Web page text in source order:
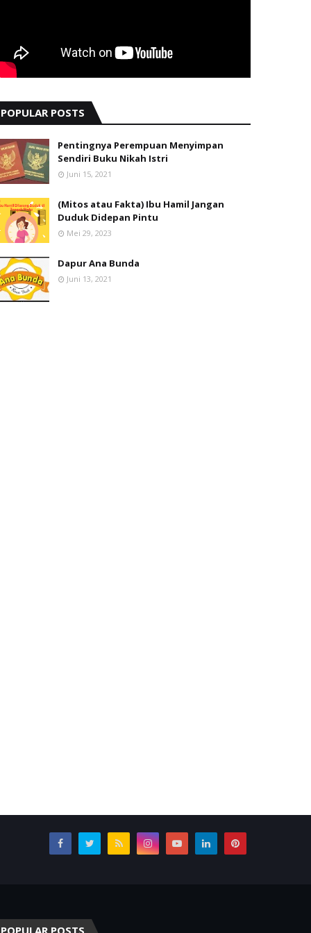
POPULAR POSTS
Pentingnya Perempuan Menyimpan
Sendiri Buku Nikah Istri
Juni 15, 2021
(Mitos atau Fakta) Ibu Hamil Jangan
Duduk Didepan Pintu
Mei 29, 2023
Dapur Ana Bunda
Juni 13, 2021
POPULAR POSTS